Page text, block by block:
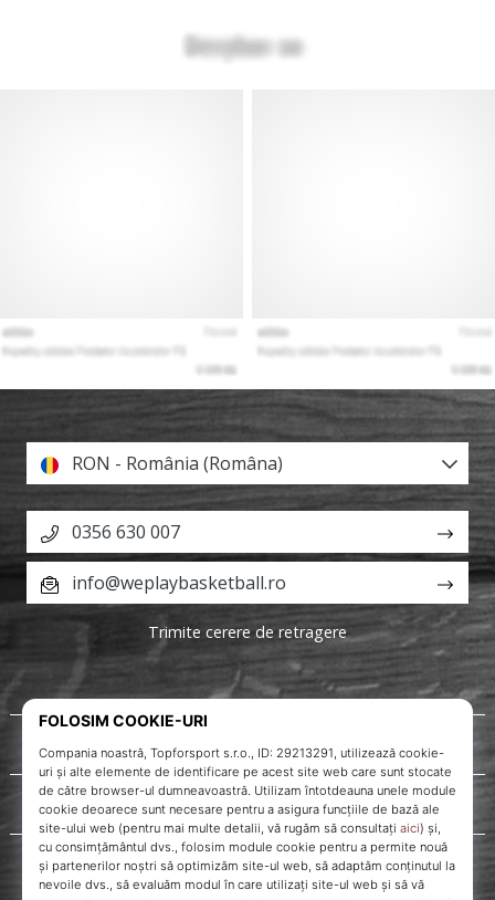
Despre noi
Servicii clienți
RON - România (Româna)
0356 630 007
info@weplaybasketball.ro
Trimite cerere de retragere